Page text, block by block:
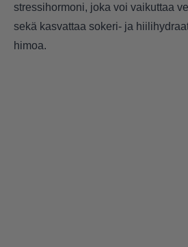
stressihormoni, joka voi vaikuttaa
sekä kasvattaa sokeri- ja
himoa.